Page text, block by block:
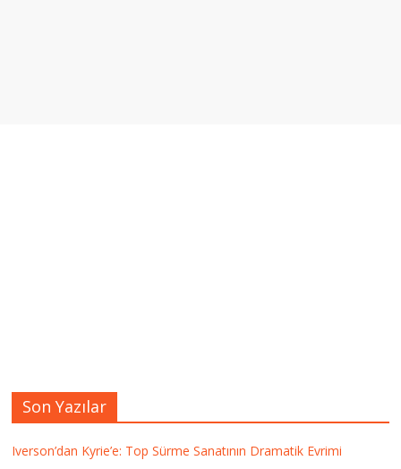
Son Yazılar
Iverson’dan Kyrie’e: Top Sürme Sanatının Dramatik Evrimi